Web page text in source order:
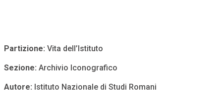
Partizione: Vita dell’Istituto
Sezione: Archivio Iconografico
Autore: Istituto Nazionale di Studi Romani